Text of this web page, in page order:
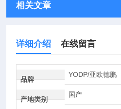
相关文章
详细介绍 在线留言
品牌
YODP/亚欧德鹏
产地类别
国产